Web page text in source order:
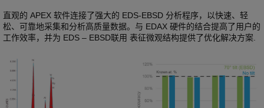
直观的 APEX 软件连接了强大的 EDS-EBSD 分析程序，以快速、轻
松、可靠地采集和分析高质量数据。与 EDAX 硬件的结合提高了用户的
工作效率，并为 EDS – EBSD联用 表征微观结构提供了优化解决方案.